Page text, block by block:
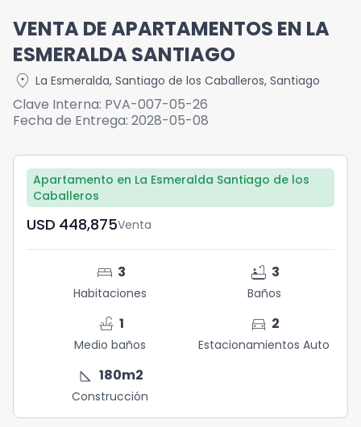
VENTA DE APARTAMENTOS EN LA
ESMERALDA SANTIAGO
location_on La Esmeralda, Santiago de los Caballeros, Santiago
Clave Interna: PVA-007-05-26
Fecha de Entrega: 2028-05-08
Apartamento en La Esmeralda Santiago de los
Caballeros
USD	448,875Venta
bed 3
Habitaciones
bathtub 3
Baños
faucet 1
Medio baños
directions_car 2
Estacionamientos Auto
square_foot 180m2
Construcción